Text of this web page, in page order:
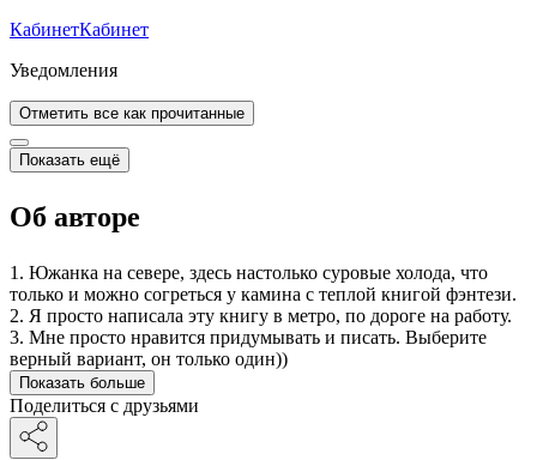
КабинетКабинет
Уведомления
Отметить все как прочитанные
Показать ещё
Об авторе
1. Южанка на севере, здесь настолько суровые холода, что
только и можно согреться у камина с теплой книгой фэнтези.
2. Я просто написала эту книгу в метро, по дороге на работу.
3. Мне просто нравится придумывать и писать. Выберите
верный вариант, он только один))
Показать больше
Поделиться с друзьями